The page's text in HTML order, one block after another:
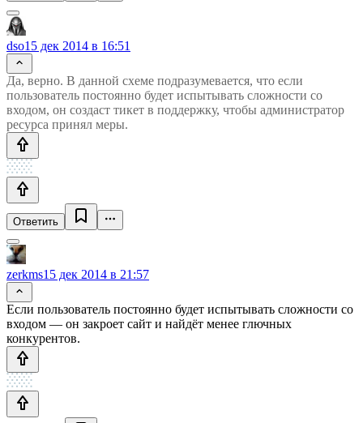
dso15 дек 2014 в 16:51
Да, верно. В данной схеме подразумевается, что если
пользователь постоянно будет испытывать сложности со
входом, он создаст тикет в поддержку, чтобы администратор
ресурса принял меры.
Ответить
zerkms15 дек 2014 в 21:57
Если пользователь постоянно будет испытывать сложности со
входом — он закроет сайт и найдёт менее глючных
конкурентов.